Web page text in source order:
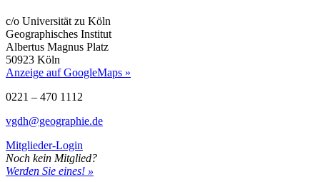
c/o Universität zu Köln
Geographisches Institut
Albertus Magnus Platz
50923 Köln
Anzeige auf GoogleMaps »
0221 – 470 1112
vgdh@geographie.de
Mitglieder-Login
Noch kein Mitglied?
Werden Sie eines! »